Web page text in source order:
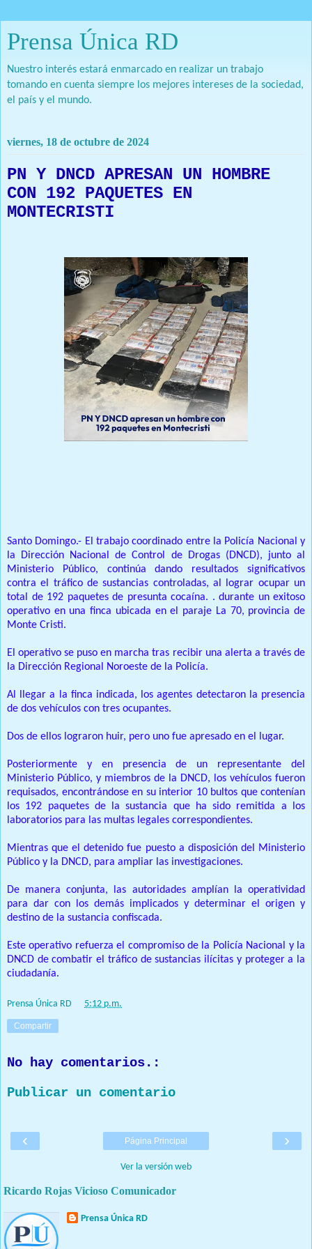
Prensa Única RD
Nuestro interés estará enmarcado en realizar un trabajo
tomando en cuenta siempre los mejores intereses de la sociedad,
el país y el mundo.
viernes, 18 de octubre de 2024
PN Y DNCD APRESAN UN HOMBRE
CON 192 PAQUETES EN
MONTECRISTI
Santo Domingo.- El trabajo coordinado entre la Policía Nacional y
la Dirección Nacional de Control de Drogas (DNCD), junto al
Ministerio Público, continúa dando resultados significativos
contra el tráfico de sustancias controladas, al lograr ocupar un
total de 192 paquetes de presunta cocaína. . durante un exitoso
operativo en una finca ubicada en el paraje La 70, provincia de
Monte Cristi.
El operativo se puso en marcha tras recibir una alerta a través de
la Dirección Regional Noroeste de la Policía.
Al llegar a la finca indicada, los agentes detectaron la presencia
de dos vehículos con tres ocupantes.
Dos de ellos lograron huir, pero uno fue apresado en el lugar.
Posteriormente y en presencia de un representante del
Ministerio Público, y miembros de la DNCD, los vehículos fueron
requisados, encontrándose en su interior 10 bultos que contenían
los 192 paquetes de la sustancia que ha sido remitida a los
laboratorios para las multas legales correspondientes.
Mientras que el detenido fue puesto a disposición del Ministerio
Público y la DNCD, para ampliar las investigaciones.
De manera conjunta, las autoridades amplían la operatividad
para dar con los demás implicados y determinar el origen y
destino de la sustancia confiscada.
Este operativo refuerza el compromiso de la Policía Nacional y la
DNCD de combatir el tráfico de sustancias ilícitas y proteger a la
ciudadanía.
Prensa Única RD 5:12 p.m.
Compartir
No hay comentarios.:
Publicar un comentario
‹ ›
Página Principal
Ver la versión web
Ricardo Rojas Vicioso Comunicador
Prensa Única RD